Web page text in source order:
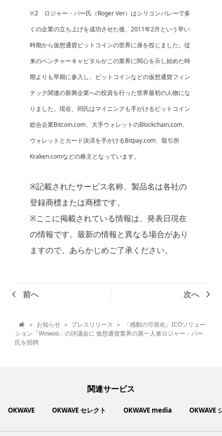
※2 ロジャー・バー氏（Roger Ver）はシリコンバレーで多
くの企業の立ち上げを成功させた後、2011年2月という早い
時期から仮想通貨ビットコインの世界に身を投じました。従
来のベンチャーキャピタルがこの業界に関心を示し始めた時
期よりも早期に参入し、ビットコインなどの仮想通貨フィン
テック関連の新興企業への投資を行った世界最初の人物にな
りました。現在、同氏はマイニングも手がけるビットコイン
総合企業Bitcoin.com、大手ウォレットのBlockchain.com、
ウォレットとカード決済を手がけるBitpay.com、取引所
Kraken.comなどの株主となっています。
※記載されたサービス名称、製品名は各社の
登録商標または商標です。
※ここに掲載されている情報は、発表日現在
の情報です。最新の情報と異なる場合があり
ますので、あらかじめご了承ください。
前へ 次へ
 > お知らせ > プレスリリース >
「感動の可視化」ICOソリュー
ション「Wowoo」の評議会に 仮想通貨業界の第一人者ロジャー・バー
氏を招聘
関連サービス
OKWAVE OKWAVE セレクト OKWAVE media OKWAVE